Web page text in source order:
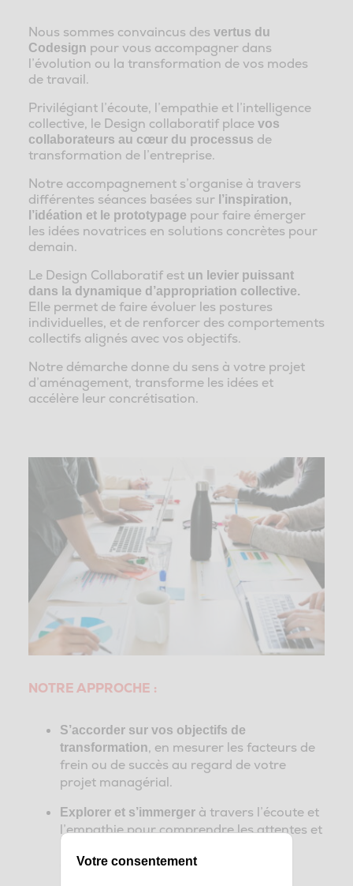
Nous sommes convaincus des vertus du
Codesign pour vous accompagner dans
l’évolution ou la transformation de vos modes
de travail.
Privilégiant l’écoute, l’empathie et l’intelligence
collective, le Design collaboratif placevos
collaborateurs au cœur du processus de
transformation de l’entreprise.
Notre accompagnement s’organise à travers
différentes séances basées sur l’inspiration,
l’idéation et le prototypage pour faire émerger
les idées novatrices en solutions concrètes pour
demain.
Le Design Collaboratif estun levier puissant
dans la dynamique d’appropriation collective.
Elle permet de faire évoluer les postures
individuelles, et de renforcer des comportements
collectifs alignés avec vos objectifs.
Notre démarche donne du sens à votre projet
d’aménagement, transforme les idées et
accélère leur concrétisation.
NOTRE APPROCHE :
S’accorder sur vos objectifs de
transformation, en mesurer les facteurs de
frein ou de succès au regard de votre
projet managérial.
Explorer et s’immergerà travers l’écoute et
l’empathie pour comprendre les attentes et
changement.
Votre consentement